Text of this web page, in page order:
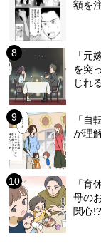
額を
「元
を突
じれ
「自
が理
「育
母の
関心